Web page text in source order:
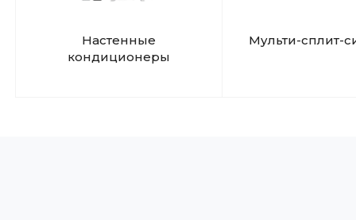
Настенные
кондиционеры
Мульти-сплит-